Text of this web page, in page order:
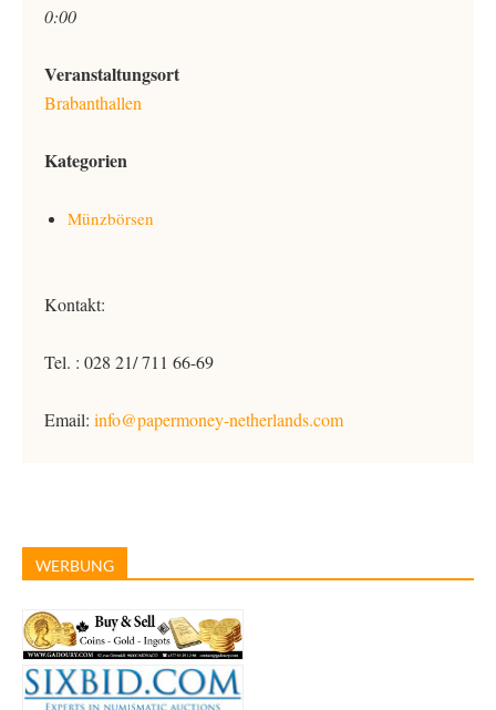
0:00
Veranstaltungsort
Brabanthallen
Kategorien
Münzbörsen
Kontakt:
Tel. : 028 21/ 711 66-69
Email: info@papermoney-netherlands.com
WERBUNG